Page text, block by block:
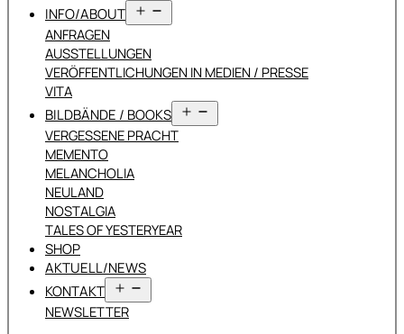
INFO/ABOUT
öffnen
ANFRAGEN
AUSSTELLUNGEN
VERÖFFENTLICHUNGEN IN MEDIEN / PRESSE
VITA
BILDBÄNDE / BOOKS
öffnen
VERGESSENE PRACHT
MEMENTO
MELANCHOLIA
NEULAND
NOSTALGIA
TALES OF YESTERYEAR
SHOP
AKTUELL/NEWS
KONTAKT
öffnen
NEWSLETTER